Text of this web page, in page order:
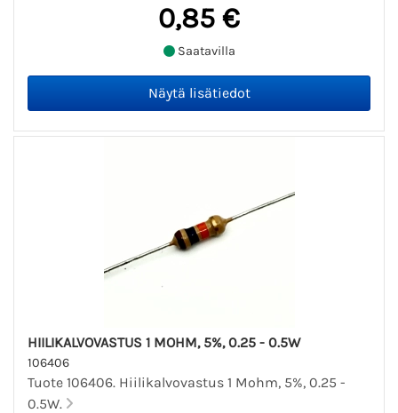
0,85 €
Saatavilla
HIILIKALVOVASTUS 1 MOHM, 5%, 0.25 - 0.5W
106406
Tuote 106406. Hiilikalvovastus 1 Mohm, 5%, 0.25 -
0.5W.